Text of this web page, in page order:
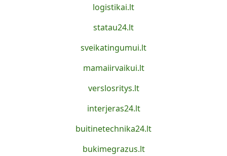
logistikai.lt
statau24.lt
sveikatingumui.lt
mamaiirvaikui.lt
verslosritys.lt
interjeras24.lt
buitinetechnika24.lt
bukimegrazus.lt